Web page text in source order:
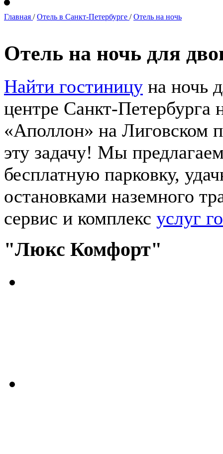
Главная /Отель в Санкт-Петербурге /Отель на ночь
Отель на ночь для
Найти гостиницу на ночь
центре Санкт-Петербурга
«Аполлон» на Лиговском
эту задачу! Мы
бесплатную парковку,
остановками наземного
сервис и комплекс услуг
"Люкс Комфорт"